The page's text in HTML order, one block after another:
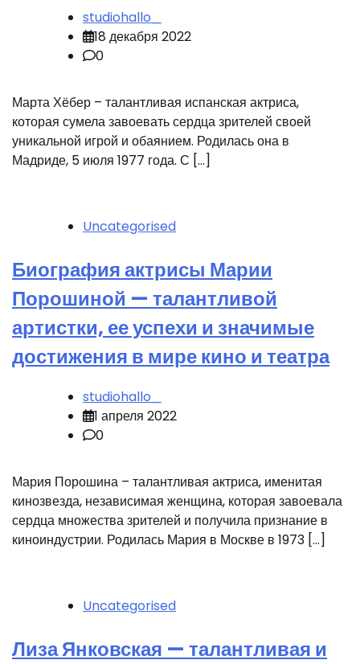
studiohallo_
18 декабря 2022
0
Марта Хёбер – талантливая испанская актриса,
которая сумела завоевать сердца зрителей своей
уникальной игрой и обаянием. Родилась она в
Мадриде, 5 июля 1977 года. С […]
Uncategorised
Биография актрисы Марии
Порошиной — талантливой
артистки, ее успехи и значимые
достижения в мире кино и театра
studiohallo_
1 апреля 2022
0
Мария Порошина – талантливая актриса, именитая
кинозвезда, независимая женщина, которая завоевала
сердца множества зрителей и получила признание в
киноиндустрии. Родилась Мария в Москве в 1973 […]
Uncategorised
Лиза Янковская — талантливая и